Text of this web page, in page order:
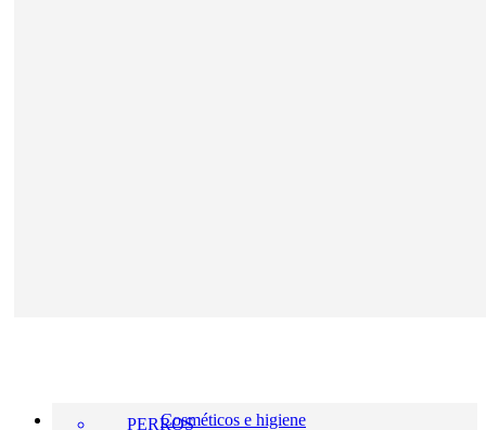
Cosméticos e higiene
PERROS